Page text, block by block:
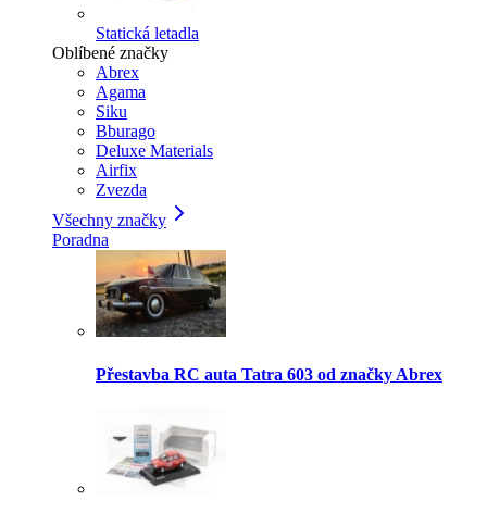
Statická letadla
Oblíbené značky
Abrex
Agama
Siku
Bburago
Deluxe Materials
Airfix
Zvezda
Všechny značky
Poradna
Přestavba RC auta Tatra 603 od značky Abrex